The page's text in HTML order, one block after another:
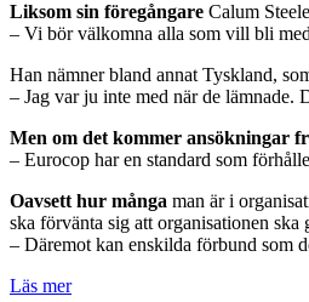
Liksom sin föregångare Calum
– Vi bör välkomna alla som vill bli
Han nämner bland annat Tyskland,
– Jag var ju inte med när de lämnade.
Men om det kommer ansökningar
– Eurocop har en standard som
Oavsett hur många man är i
ska förvänta sig att organisationen
– Däremot kan enskilda förbund som
Läs mer